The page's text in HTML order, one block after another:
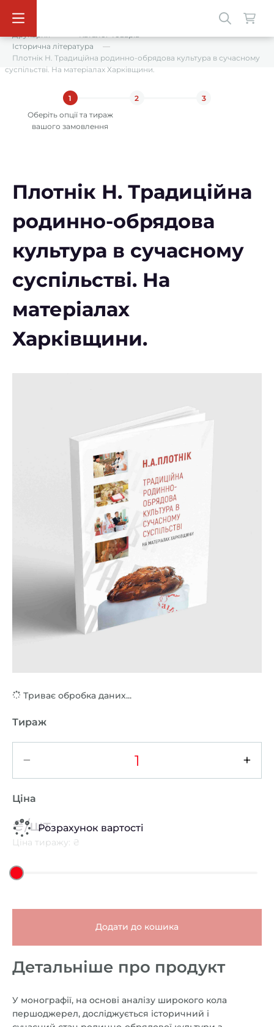
Друкарня
Каталог товарів
Історична література
Плотнік Н. Традиційна родинно-обрядова культура в сучасному
суспільстві. На матеріалах Харківщини.
1
Оберіть опції та тираж
вашого замовлення
2 3
Плотнік Н. Традиційна
родинно-обрядова
культура в сучасному
суспільстві. На
матеріалах
Харківщини.
Триває обробка даних...
Тираж
− +
Ціна
Розрахунок вартості
₴/шт
Ціна тиражу: ₴
Додати до кошика
Детальніше про продукт
У монографії, на основі аналізу широкого кола
першоджерел, досліджується історичний і